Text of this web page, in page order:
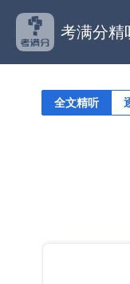
考满分
全文精听